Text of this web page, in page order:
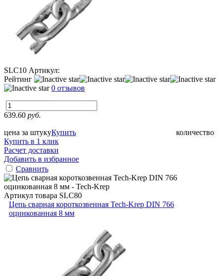
SLC10 Артикул:
Рейтинг
0 отзывов
639.60 руб.
цена за штуку количество
Купить
Купить в 1 клик
Расчет доставки
Добавить в избранное
Сравнить
Артикул товара SLC80
Цепь сварная короткозвенная Tech-Krep DIN 766
оцинкованная 8 мм